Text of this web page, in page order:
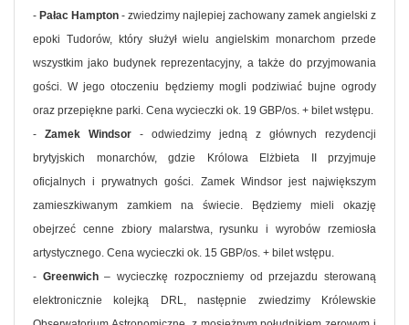
- Pałac Hampton - zwiedzimy najlepiej zachowany zamek angielski z
epoki Tudorów, który służył wielu angielskim monarchom przede
wszystkim jako budynek reprezentacyjny, a także do przyjmowania
gości. W jego otoczeniu będziemy mogli podziwiać bujne ogrody
oraz przepiękne parki. Cena wycieczki ok. 19 GBP/os. + bilet wstępu.
- Zamek Windsor - odwiedzimy jedną z głównych rezydencji
brytyjskich monarchów, gdzie Królowa Elżbieta II przyjmuje
oficjalnych i prywatnych gości. Zamek Windsor jest największym
zamieszkiwanym zamkiem na świecie. Będziemy mieli okazję
obejrzeć cenne zbiory malarstwa, rysunku i wyrobów rzemiosła
artystycznego. Cena wycieczki ok. 15 GBP/os. + bilet wstępu.
- Greenwich– wycieczkę rozpoczniemy od przejazdu sterowaną
elektronicznie kolejką DRL, następnie zwiedzimy Królewskie